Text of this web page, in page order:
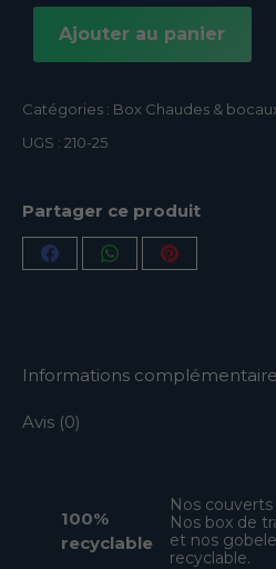
Cabillaud
Ajouter au panier
Catégories : Box Chaudes &
UGS : 210-25
Partager ce produit
PartagerPartagerPartager
Informations
Avis (0)
100%
recyclable
Nos
Nos box de
et nos
recyclable.